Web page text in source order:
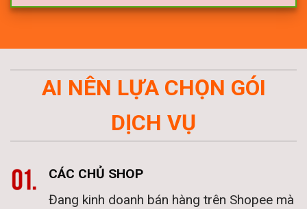
AI NÊN LỰA CHỌN GÓI
DỊCH VỤ
CÁC CHỦ SHOP
Đang kinh doanh bán hàng trên Shopee mà